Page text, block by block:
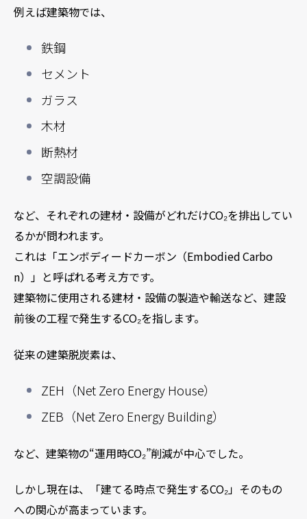
例えば建築物では、
鉄鋼
セメント
ガラス
木材
断熱材
空調設備
など、それぞれの建材・設備がどれだけCO₂を排出してい
るかが問われます。
これは「エンボディードカーボン（Embodied Carbo
n）」と呼ばれる考え方です。
建築物に使用される建材・設備の製造や輸送など、建設
前後の工程で発生するCO₂を指します。
従来の建築脱炭素は、
ZEH（Net Zero Energy House）
ZEB（Net Zero Energy Building）
など、建築物の“運用時CO₂”削減が中心でした。
しかし現在は、「建てる時点で発生するCO₂」そのもの
への関心が高まっています。